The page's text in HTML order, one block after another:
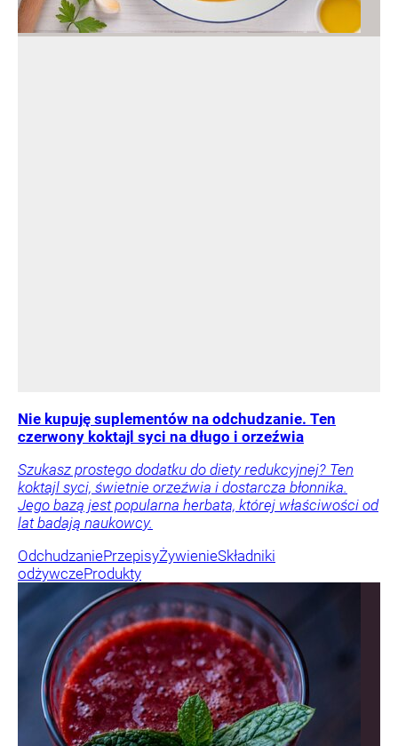
Nie kupuję suplementów na odchudzanie. Ten
czerwony koktajl syci na długo i orzeźwia
Szukasz prostego dodatku do diety redukcyjnej? Ten
koktajl syci, świetnie orzeźwia i dostarcza błonnika.
Jego bazą jest popularna herbata, której właściwości od
lat badają naukowcy.
OdchudzaniePrzepisyŻywienieSkładniki
odżywczeProdukty